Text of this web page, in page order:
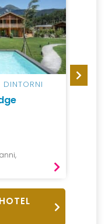
DINTORNI HOTEL